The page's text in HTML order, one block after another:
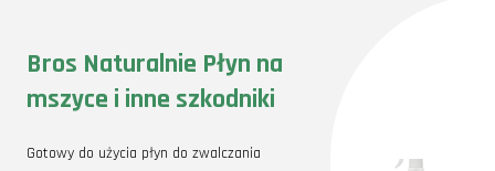
Bros Naturalnie Płyn na
mszyce i inne szkodniki
Gotowy do użycia płyn do zwalczania